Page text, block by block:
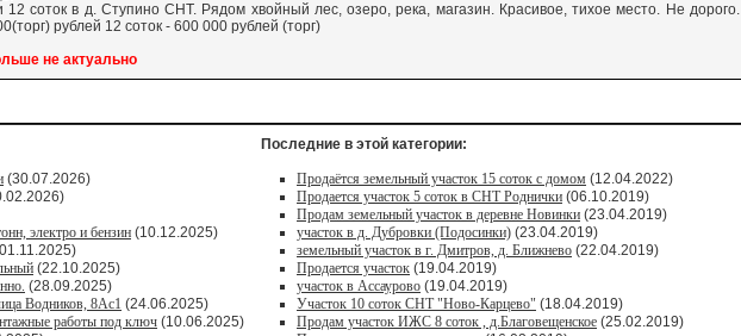
12 соток в д. Ступино СНТ. Рядом хвойный лес, озеро, река, магазин. Красивое, тихое место. Не дорого.
рублей 12 соток - 600 000 рублей (торг)
не актуально
(30.07.2026)
электро и бензин (10.12.2025)
(22.10.2025)
(28.09.2025)
Водников, 8Ас1 (24.06.2025)
работы под ключ (10.06.2025)
Последние в этой категории:
Продаётся земельный участок 15 соток с домом (12.04.2022)
Продается участок 5 соток в СНТ Роднички (06.10.2019)
Продам земельный участок в деревне Новинки (23.04.2019)
участок в д. Дубровки (Подосинки) (23.04.2019)
земельный участок в г. Дмитров, д. Ближнево (22.04.2019)
Продается участок (19.04.2019)
участок в Ассаурово (19.04.2019)
Участок 10 соток СНТ "Ново-Карцево" (18.04.2019)
Продам участок ИЖС 8 соток , д.Благовещенское (25.02.2019)